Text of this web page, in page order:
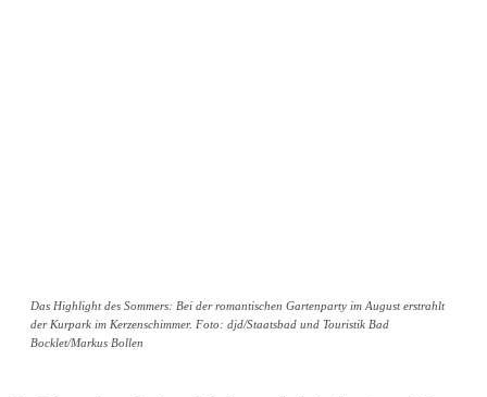
Das Highlight des Sommers: Bei der romantischen Gartenparty im August erstrahlt
der Kurpark im Kerzenschimmer. Foto: djd/Staatsbad und Touristik Bad
Bocklet/Markus Bollen